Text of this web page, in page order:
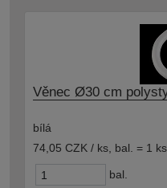
Věnec Ø30 cm
bílá
74,05 CZK / ks, bal. = 1 ks
bal.